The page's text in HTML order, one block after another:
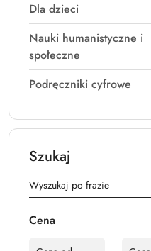
Dla dzieci
Nauki humanistyczne i
społeczne
Podręczniki cyfrowe
Szukaj
Cena